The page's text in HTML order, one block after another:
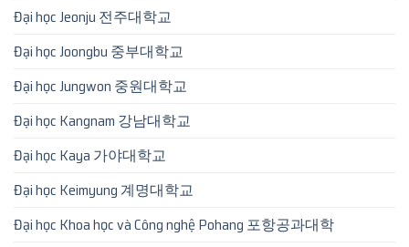
Đại học Jeonju 전주대학교
Đại học Joongbu 중부대학교
Đại học Jungwon 중원대학교
Đại học Kangnam 강남대학교
Đại học Kaya 가야대학교
Đại học Keimyung 계명대학교
Đại học Khoa học và Công nghệ Pohang 포항공과대학